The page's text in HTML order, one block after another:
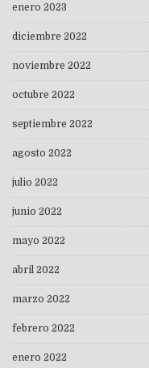
enero 2023
diciembre 2022
noviembre 2022
octubre 2022
septiembre 2022
agosto 2022
julio 2022
junio 2022
mayo 2022
abril 2022
marzo 2022
febrero 2022
enero 2022